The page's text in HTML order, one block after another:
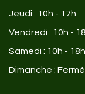
Jeudi : 10h - 17h
Vendredi : 10h -
Samedi : 10h - 18h
Dimanche : Fermé